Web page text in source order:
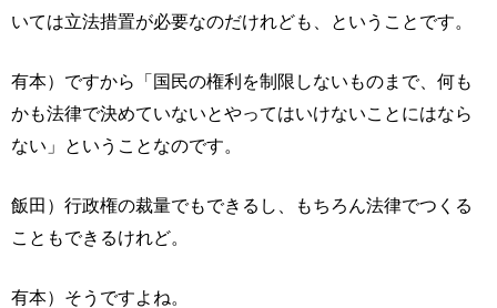
いては立法措置が必要なのだけれども、ということです。
有本）ですから「国民の権利を制限しないものまで、何も
かも法律で決めていないとやってはいけないことにはなら
ない」ということなのです。
飯田）行政権の裁量でもできるし、もちろん法律でつくる
こともできるけれど。
有本）そうですよね。